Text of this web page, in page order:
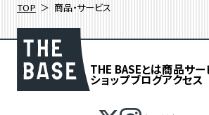
TOP 商品・サービス
THE BASEとは商品サー
ショップブログアクセス